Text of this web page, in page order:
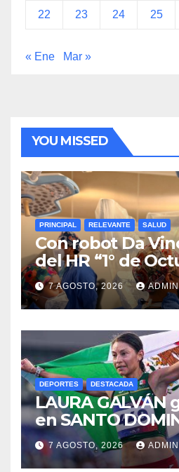
22 23 24 25
« Ene Mar »
YOU MISSED
PRINCIPAL RELEVANTE SALUD
Con robot Da
del HR “1° de
ISSSTE retiran
paciente de 72
7 AGOSTO, 2026
DEPORTES DESTACADA
LAURA GALVÁN
en SANTO
dedica Medalla a
fallecidos
7 AGOSTO, 2026